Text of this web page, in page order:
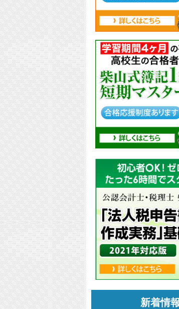
新着情